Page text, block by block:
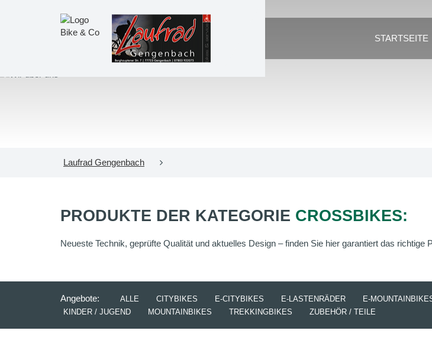
STARTSEITE
Laufrad Gengenbach
PRODUKTE DER KATEGORIE CROSSBIKES:
Neueste Technik, geprüfte Qualität und aktuelles Design – finden Sie hier garantiert das richtige
Angebote: ALLE CITYBIKES E-CITYBIKES E-LASTENRÄDER E-
KINDER / JUGEND
MOUNTAINBIKES TREKKINGBIKES ZUBEHÖR / TEILE